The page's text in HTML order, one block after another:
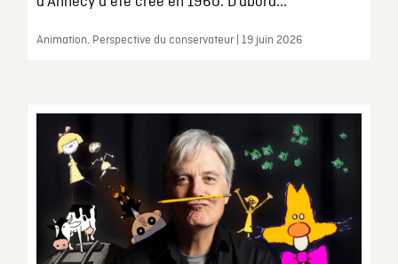
Animation, Perspective du conservateur | 19 juin 2026